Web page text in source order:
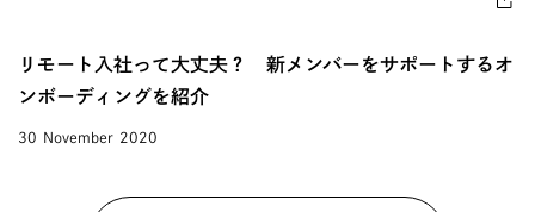
リモート入社って大丈夫？ 新メンバーをサポートするオ
ンボーディングを紹介
30 November 2020